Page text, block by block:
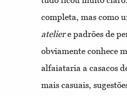
completa, mas como
ateliere padrões de
obviamente conhece
alfaiataria a casacos
mais casuais,